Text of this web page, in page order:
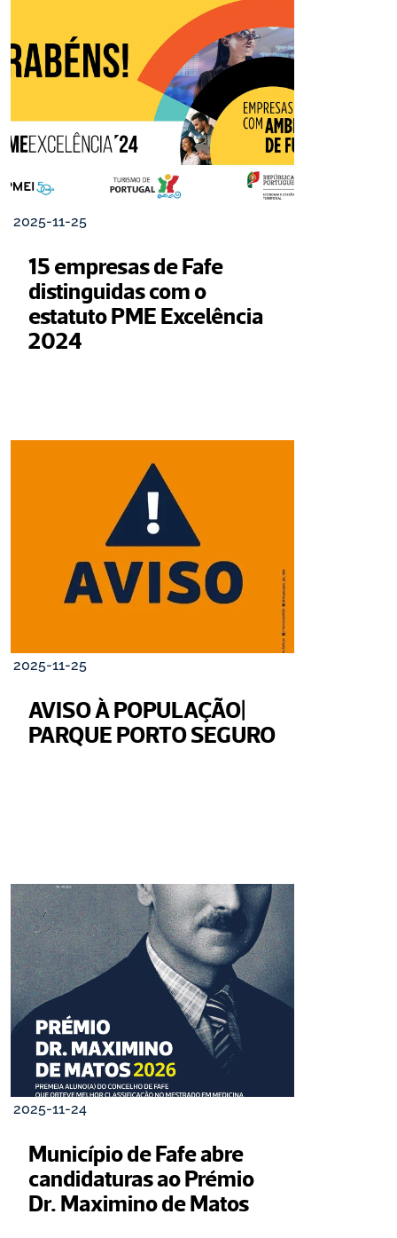
2025-11-25
15 empresas de Fafe
distinguidas com o
estatuto PME Excelência
2024
2025-11-25
AVISO À POPULAÇÃO|
PARQUE PORTO SEGURO
2025-11-24
Município de Fafe abre
candidaturas ao Prémio
Dr. Maximino de Matos